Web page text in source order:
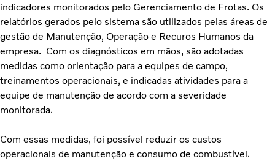
indicadores monitorados pelo Gerenciamento de Frotas. Os
relatórios gerados pelo sistema são utilizados pelas áreas de
gestão de Manutenção, Operação e Recuros Humanos da
empresa. Com os diagnósticos em mãos, são adotadas
medidas como orientação para a equipes de campo,
treinamentos operacionais, e indicadas atividades para a
equipe de manutenção de acordo com a severidade
monitorada.
Com essas medidas, foi possível reduzir os custos
operacionais de manutenção e consumo de combustível.